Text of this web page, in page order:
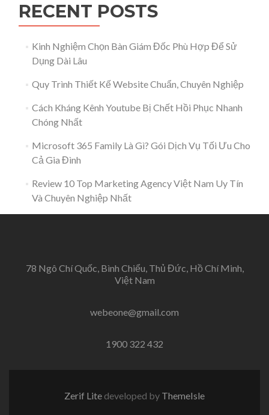
RECENT POSTS
Kinh Nghiệm Chọn Bàn Giám Đốc Phù Hợp Để Sử
Dụng Dài Lâu
Quy Trình Thiết Kế Website Chuẩn, Chuyên Nghiệp
Cách Kháng Kênh Youtube Bị Chết Hồi Phục Nhanh
Chóng Nhất
Microsoft 365 Family Là Gì? Gói Dịch Vụ Tối Ưu Cho
Cả Gia Đình
Review 10 Top Marketing Agency Việt Nam Uy Tín
Và Chuyên Nghiệp Nhất
78 Ngô Chí Quốc, Bình Chiểu, Thủ Đức, Hồ Chí Minh,
Việt Nam
webeone@gmail.com
1900 322 432
Zerif Lite developed by ThemeIsle